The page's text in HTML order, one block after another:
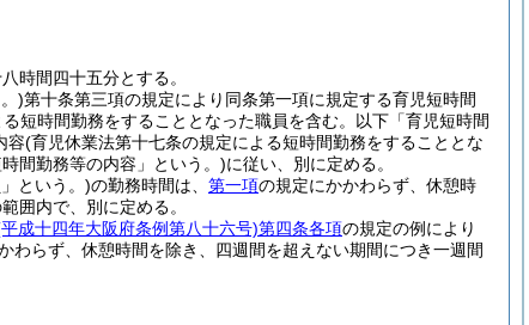
時間四十五分とする。
)第十条第三項の規定により同条第一項に規定する育児短時間
短時間勤務をすることとなった職員を含む。以下「育児短時間
容(育児休業法第十七条の規定による短時間勤務をすることとな
間勤務等の内容」という。)に従い、別に定める。
という。)の勤務時間は、 第一項の規定にかかわらず、休憩時
囲内で、別に定める。
成十四年大阪府条例第八十六号)第四条各項の規定の例により
わらず、休憩時間を除き、四週間を超えない期間につき一週間